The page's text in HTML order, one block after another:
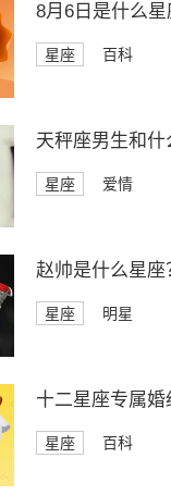
8月6日是什么星
星座 百科
天秤座男生和什
星座 爱情
赵帅是什么星座
星座 明星
十二星座专属婚
星座 百科